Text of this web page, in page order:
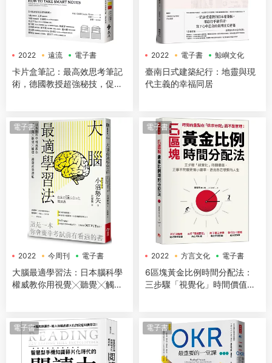
2022 遠流 電子書
卡片盒筆記：最高效思考筆記
術，德國教授超強秘技，促進
2022 電子書 鯨嶼文化
臺南日式建築紀行：地靈與現
代主義的幸福同居
電子書
2022 今周刊 電子書
大腦最適學習法：日本腦科學
權威教你用視覺╳聽覺╳觸
電子書
2022 方言文化 電子書
6區塊黃金比例時間分配法：
三步驟「視覺化」時間價值，
電子書 電子書